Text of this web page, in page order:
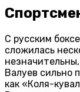
С русским
сложилась
Валуев сильно
как «Коля-